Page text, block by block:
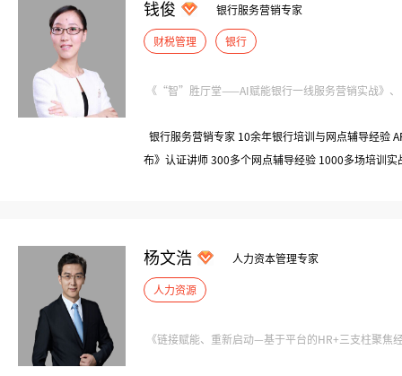
钱俊 银行服务营销专家
财税管理 银行
《“智”胜厅堂——AI赋能银行一线服务营销实战》
银行服务营销专家 10余年银行培训与网点辅导经验
布》认证讲师 300多个网点辅导经验 1000多场培训实
杨文浩 人力资本管理专家
人力资源
《链接赋能、重新启动—基于平台的HR+三支柱聚焦